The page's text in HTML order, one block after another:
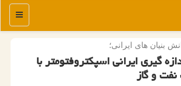
منو
بنیان های ایرانی؛
گیری ایرانی اسپکتروفتومتر با
و گاز